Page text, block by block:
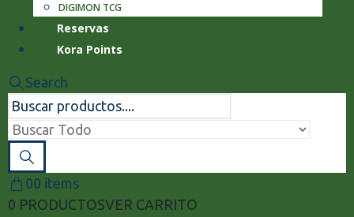
DIGIMON TCG
Reservas
Kora Points
Search
00 items
0 PRODUCTOSVER CARRITO